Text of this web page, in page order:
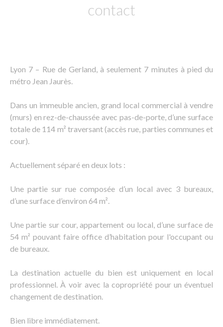
contact
Lyon 7 – Rue de Gerland, à seulement 7 minutes à pied du
métro Jean Jaurès.
Dans un immeuble ancien, grand local commercial à vendre
(murs) en rez-de-chaussée avec pas-de-porte, d’une surface
totale de 114 m² traversant (accès rue, parties communes et
cour).
Actuellement séparé en deux lots :
Une partie sur rue composée d’un local avec 3 bureaux,
d’une surface d’environ 64 m².
Une partie sur cour, appartement ou local, d’une surface de
54 m² pouvant faire office d’habitation pour l'occupant ou
de bureaux.
La destination actuelle du bien est uniquement en local
professionnel. À voir avec la copropriété pour un éventuel
changement de destination.
Bien libre immédiatement.